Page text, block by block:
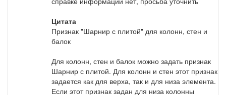
Цитата
Признак "Шарнир с плитой" для колонн, стен и
балок
Для колонн, стен и балок можно задать признак
Шарнир с плитой. Для колонн и стен этот признак
задается как для верха, так и для низа элемента.
Если этот признак задан для низа колонны